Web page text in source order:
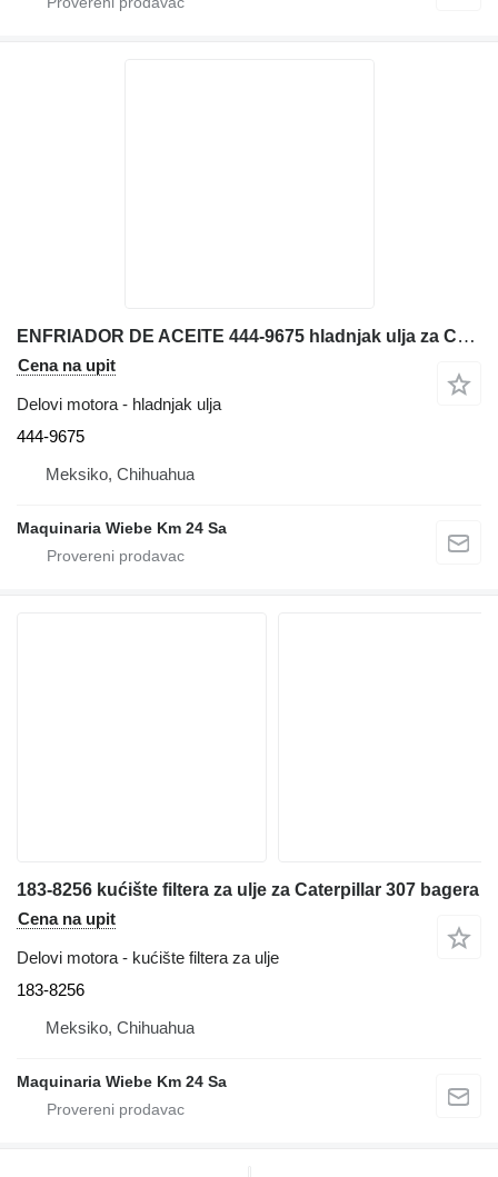
ENFRIADOR DE ACEITE 444-9675 hladnjak ulja za Caterpillar 329EL bagera
Cena na upit
Delovi motora - hladnjak ulja
444-9675
Meksiko, Chihuahua
Maquinaria Wiebe Km 24 Sa
183-8256 kućište filtera za ulje za Caterpillar 307 bagera
Cena na upit
Delovi motora - kućište filtera za ulje
183-8256
Meksiko, Chihuahua
Maquinaria Wiebe Km 24 Sa